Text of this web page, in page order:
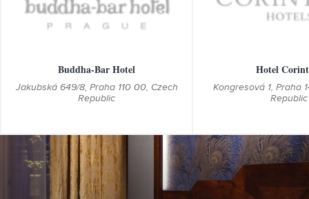
STANDARD ECONOMY
STANDARD ECONOMY
Buddha-Bar Hotel
Jakubská 649/8, Praha 110 00, Czech
Republic
Hotel
Kongresová 1, Praha
Republic